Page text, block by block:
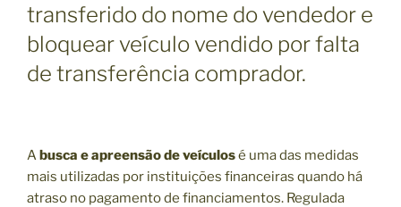
transferido do nome do vendedor e
bloquear veículo vendido por falta
de transferência comprador.
Abusca e apreensão de veículosé uma das medidas
mais utilizadas por instituições financeiras quando há
atraso no pagamento de financiamentos. Regulada